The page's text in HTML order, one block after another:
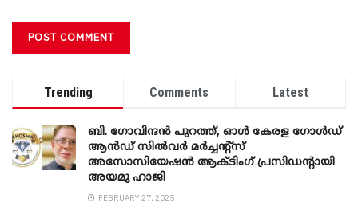
Trending Comments Latest
ബി. ​ഗോവിന്ദൻ പുറത്ത്, ഓൾ കേരള ഗോൾഡ്
ആൻഡ് സിൽവർ മർച്ചന്റ്സ്
അസോസിയേഷൻ ആക്ടിംഗ് പ്രസിഡന്റായി
അയമു ഹാജി
FEBRUARY 27, 2025